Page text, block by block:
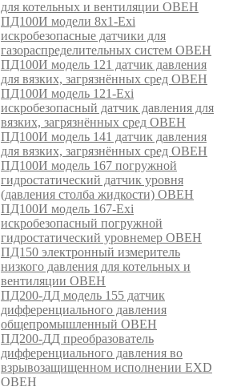
для котельных и вентиляции ОВЕН
ПД100И модели 8х1-Exi
искробезопасные датчики для
газораспределительных систем ОВЕН
ПД100И модель 121 датчик давления
для вязких, загрязнённых сред ОВЕН
ПД100И модель 121-Exi
искробезопасный датчик давления для
вязких, загрязнённых сред ОВЕН
ПД100И модель 141 датчик давления
для вязких, загрязнённых сред ОВЕН
ПД100И модель 167 погружной
гидростатический датчик уровня
(давления столба жидкости) ОВЕН
ПД100И модель 167-Exi
искробезопасный погружной
гидростатический уровнемер ОВЕН
ПД150 электронный измеритель
низкого давления для котельных и
вентиляции ОВЕН
ПД200-ДД модель 155 датчик
дифференциального давления
общепромышленный ОВЕН
ПД200-ДД преобразователь
дифференциального давления во
взрывозащищенном исполнении EXD
ОВЕН